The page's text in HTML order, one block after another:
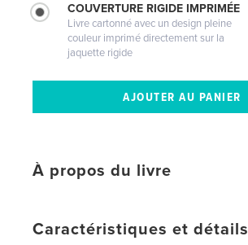
COUVERTURE RIGIDE IMPRIMÉE
Livre cartonné avec un design pleine
couleur imprimé directement sur la
jaquette rigide
À propos du livre
Caractéristiques et détails